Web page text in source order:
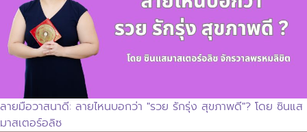
ลายมือวาสนาดี: ลายไหนบอกว่า "รวย รักรุ่ง สุขภาพดี"? โดย ซินแส
มาสเตอร์อลิซ